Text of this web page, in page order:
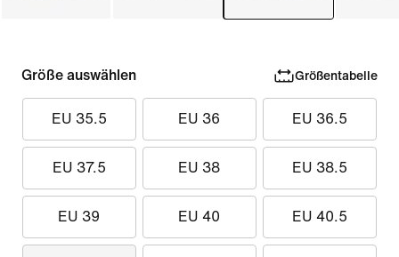
Größe auswählen Größentabelle
EU 35.5 EU 36 EU 36.5
EU 37.5 EU 38 EU 38.5
EU 39 EU 40 EU 40.5